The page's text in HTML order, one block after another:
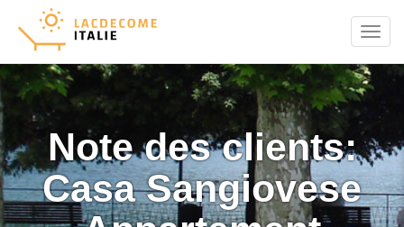
Menu
Note des clients:
Casa Sangiovese